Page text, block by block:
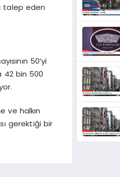
talep eden
50’yi
42 bin 500
ve halkın
gerektiği bir